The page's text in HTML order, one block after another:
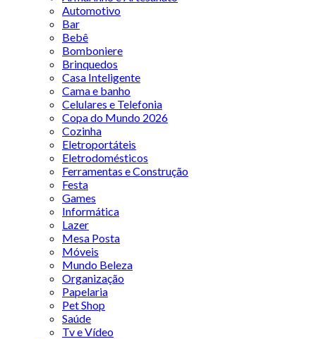
Automotivo
Bar
Bebê
Bomboniere
Brinquedos
Casa Inteligente
Cama e banho
Celulares e Telefonia
Copa do Mundo 2026
Cozinha
Eletroportáteis
Eletrodomésticos
Ferramentas e Construção
Festa
Games
Informática
Lazer
Mesa Posta
Móveis
Mundo Beleza
Organização
Papelaria
Pet Shop
Saúde
Tv e Vídeo